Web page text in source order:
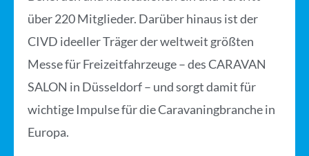
über 220 Mitglieder. Darüber hinaus ist der
CIVD ideeller Träger der weltweit größten
Messe für Freizeitfahrzeuge – des CARAVAN
SALON in Düsseldorf – und sorgt damit für
wichtige Impulse für die Caravaningbranche in
Europa.